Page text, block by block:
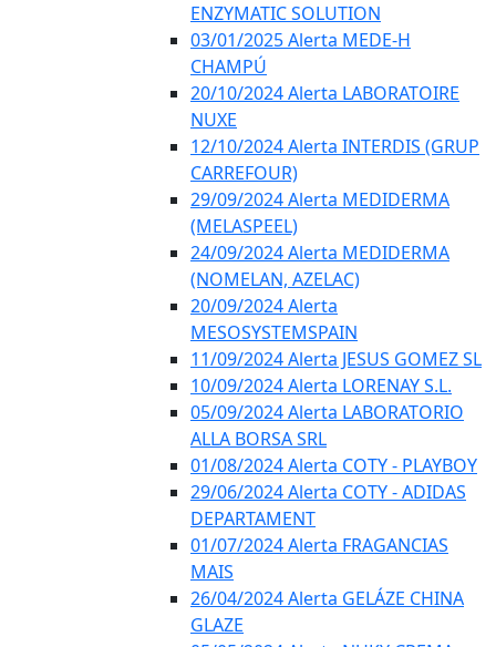
ENZYMATIC SOLUTION
03/01/2025 Alerta MEDE-H
CHAMPÚ
20/10/2024 Alerta LABORATOIRE
NUXE
12/10/2024 Alerta INTERDIS (GRUP
CARREFOUR)
29/09/2024 Alerta MEDIDERMA
(MELASPEEL)
24/09/2024 Alerta MEDIDERMA
(NOMELAN, AZELAC)
20/09/2024 Alerta
MESOSYSTEMSPAIN
11/09/2024 Alerta JESUS GOMEZ SL
10/09/2024 Alerta LORENAY S.L.
05/09/2024 Alerta LABORATORIO
ALLA BORSA SRL
01/08/2024 Alerta COTY - PLAYBOY
29/06/2024 Alerta COTY - ADIDAS
DEPARTAMENT
01/07/2024 Alerta FRAGANCIAS
MAIS
26/04/2024 Alerta GELÁZE CHINA
GLAZE